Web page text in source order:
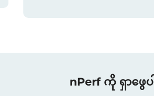
nPerf ကို ရှာဖွေပါ